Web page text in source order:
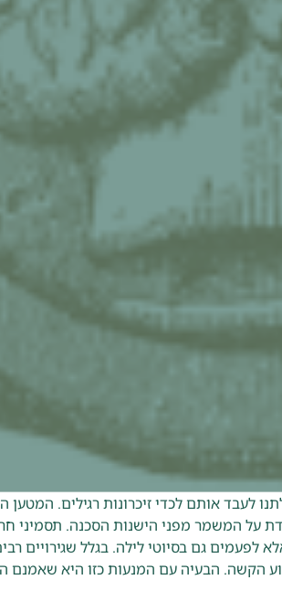
לעבד אותם לכדי זיכרונות רגילים. המטען
על המשמר מפני הישנות הסכנה. תסמיני
לפעמים גם בסיוטי לילה. בגלל שגירויים
הקשה. הבעיה עם המנעות כזו היא